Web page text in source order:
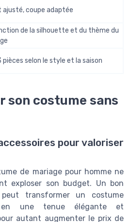
ajusté, coupe adaptée
de la silhouette et du thème du
pièces selon le style et la saison
son costume sans
pour valoriser
de mariage pour homme ne
exploser son budget. Un bon
peut transformer un costume
en une tenue élégante et
autant augmenter le prix de